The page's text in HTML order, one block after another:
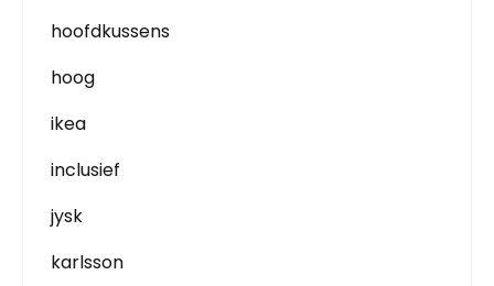
hoofdkussens
hoog
ikea
inclusief
jysk
karlsson